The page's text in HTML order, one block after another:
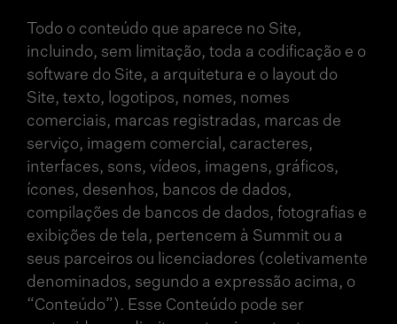
Todo o conteúdo que aparece no Site,
incluindo, sem limitação, toda a codificação e o
software do Site, a arquitetura e o layout do
Site, texto, logotipos, nomes, nomes
comerciais, marcas registradas, marcas de
serviço, imagem comercial, caracteres,
interfaces, sons, vídeos, imagens, gráficos,
ícones, desenhos, bancos de dados,
compilações de bancos de dados, fotografias e
exibições de tela, pertencem à Summit ou a
seus parceiros ou licenciadores (coletivamente
denominados, segundo a expressão acima, o
“Conteúdo”). Esse Conteúdo pode ser